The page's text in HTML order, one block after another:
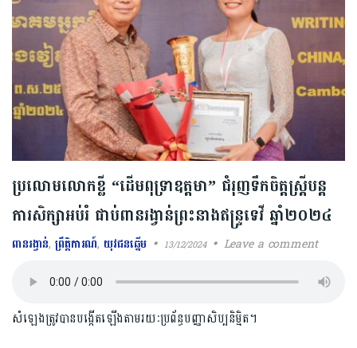
ប្រលោមលោកខ្លី “ដើមពុទ្រាឧត្តមា” ជំរុញទឹកចិត្តស្ត្រីបន្ត
ការសិក្សាអប់រំ ជាប់ពាន​រង្វាន់​ព្រះនាង​ឥន្រ្ទទេវី ឆ្នាំ២០២៤
ពានរង្វាន់,ព្រឹត្តិការណ៍, យុវជនឆ្នើម 13/12/2024 Leave a comment
សំឡេងត្រូវបានបង្កើតឡើងតាមរយៈប្រព័ន្ធបញ្ញាសិប្បនិម្មិត។